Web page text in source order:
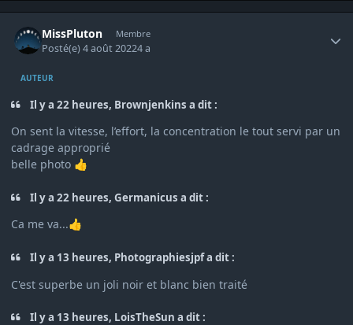
MissPluton Membre
Posté(e)4 août 20224 a
AUTEUR
Il y a 22 heures, Brownjenkins a dit :
On sent la vitesse, l’effort, la concentration le tout servi par un
cadrage approprié
belle photo 👍
Il y a 22 heures, Germanicus a dit :
Ca me va...👍
Il y a 13 heures, Photographiesjpf a dit :
C'est superbe un joli noir et blanc bien traité
Il y a 13 heures, LoisTheSun a dit :